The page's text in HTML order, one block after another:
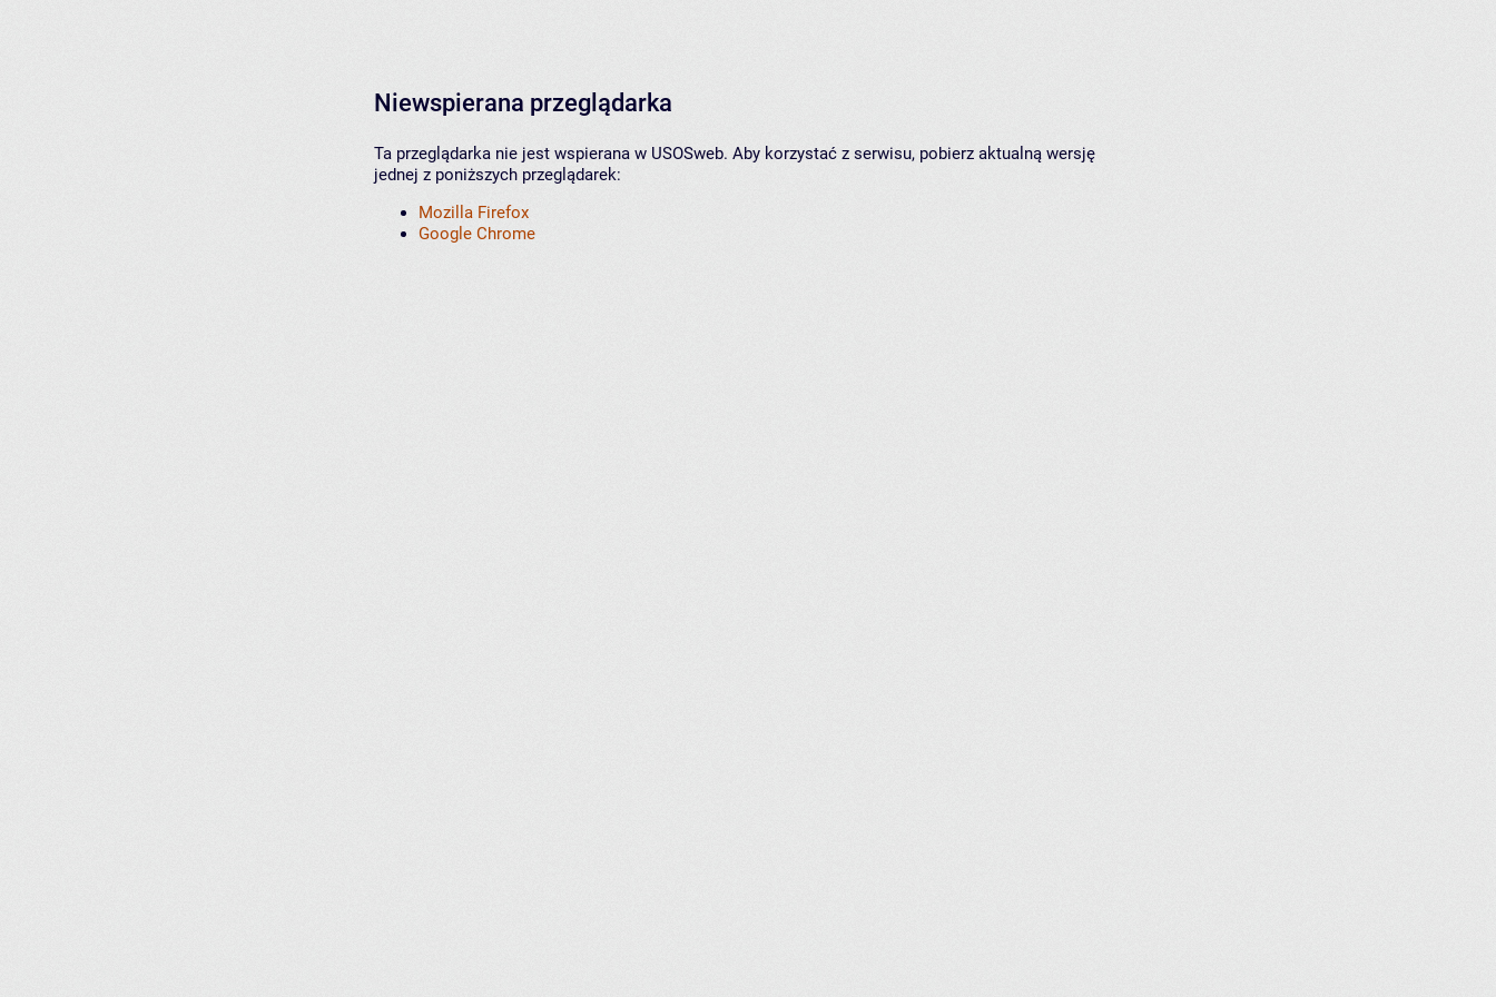
Niewspierana przeglądarka
Ta przeglądarka nie jest wspierana w USOSweb. Aby korzystać z serwisu, pobierz aktualną wersję
jednej z poniższych przeglądarek:
Mozilla Firefox
Google Chrome